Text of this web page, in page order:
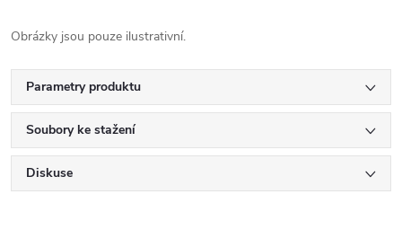
Obrázky jsou pouze ilustrativní.
Parametry produktu
Soubory ke stažení
Diskuse